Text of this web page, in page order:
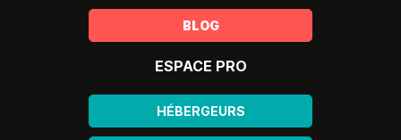
BLOG
ESPACE PRO
HÉBERGEURS